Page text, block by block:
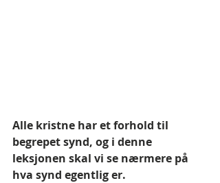
Alle kristne har et forhold til
begrepet synd, og i denne
leksjonen skal vi se nærmere på
hva synd egentlig er.